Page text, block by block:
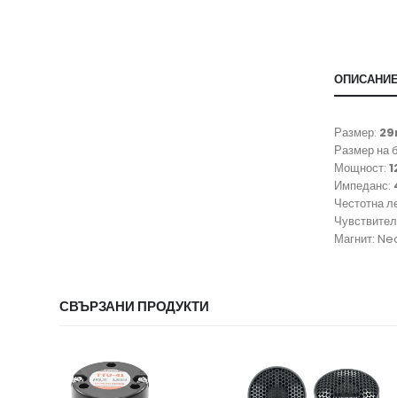
Размер:
Размер на
Мощност:
Импеданс:
Честотна
Магнит:
СВЪРЗАНИ ПРОДУКТИ